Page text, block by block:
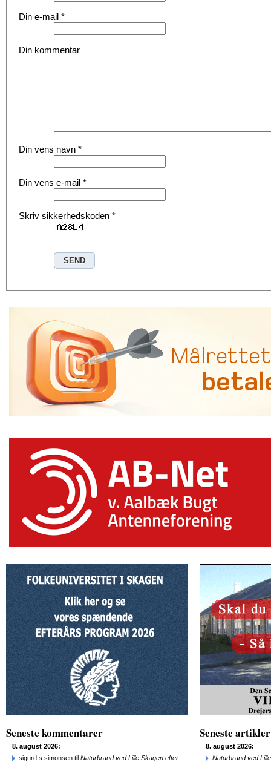
Din e-mail *
Din kommentar
Din vens navn *
Din vens e-mail *
Skriv sikkerhedskoden *
Seneste kommentarer
8. august 2026:
sigurd s simonsen til Naturbrand ved Lille Skagen efter
Seneste artikler
8. august 2026:
Naturbrand ved